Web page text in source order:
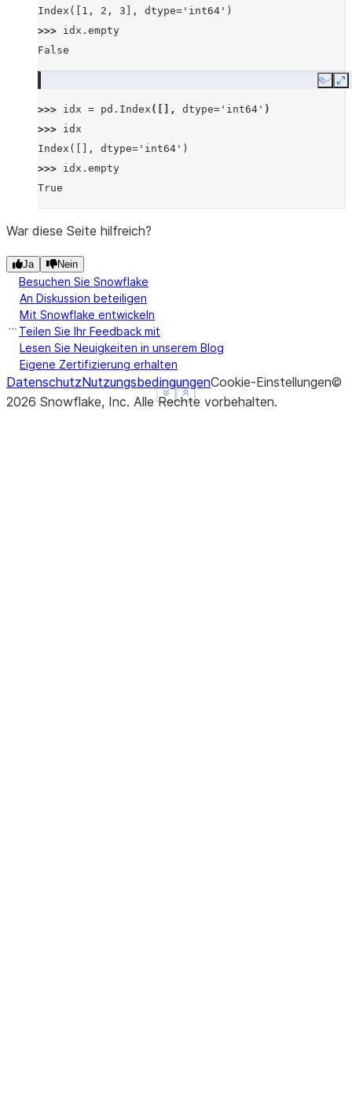
Index([1, 2, 3], dtype='int64')
>>> idx . empty
False
Show less
See more
Copy
>>> idx = pd . Index ([], dtype= 'int64' )
>>> idx
Index([], dtype='int64')
>>> idx . empty
True
Show less
See more
War diese Seite hilfreich?
Ja Nein
Besuchen Sie Snowflake
An Diskussion beteiligen
Mit Snowflake entwickeln
Teilen Sie Ihr Feedback mit
Lesen Sie Neuigkeiten in unserem Blog
Eigene Zertifizierung erhalten
DatenschutzNutzungsbedingungenCookie-Einstellungen©
2026 Snowflake, Inc. Alle Rechte vorbehalten.